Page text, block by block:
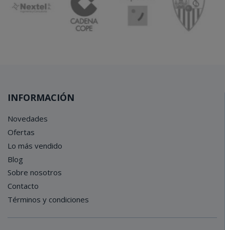
INFORMACIÓN
Novedades
Ofertas
Lo más vendido
Blog
Sobre nosotros
Contacto
Términos y condiciones